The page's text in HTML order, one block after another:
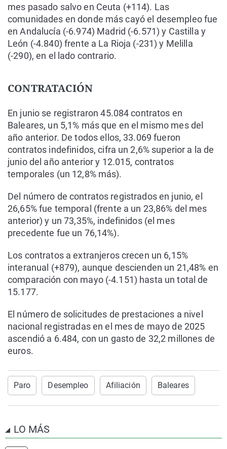
mes pasado salvo en Ceuta (+114). Las
comunidades en donde más cayó el desempleo fue
en Andalucía (-6.974) Madrid (-6.571) y Castilla y
León (-4.840) frente a La Rioja (-231) y Melilla
(-290), en el lado contrario.
CONTRATACIÓN
En junio se registraron 45.084 contratos en
Baleares, un 5,1% más que en el mismo mes del
año anterior. De todos ellos, 33.069 fueron
contratos indefinidos, cifra un 2,6% superior a la de
junio del año anterior y 12.015, contratos
temporales (un 12,8% más).
Del número de contratos registrados en junio, el
26,65% fue temporal (frente a un 23,86% del mes
anterior) y un 73,35%, indefinidos (el mes
precedente fue un 76,14%).
Los contratos a extranjeros crecen un 6,15%
interanual (+879), aunque descienden un 21,48% en
comparación con mayo (-4.151) hasta un total de
15.177.
El número de solicitudes de prestaciones a nivel
nacional registradas en el mes de mayo de 2025
ascendió a 6.484, con un gasto de 32,2 millones de
euros.
Paro Desempleo Afiliación Baleares
LO MÁS